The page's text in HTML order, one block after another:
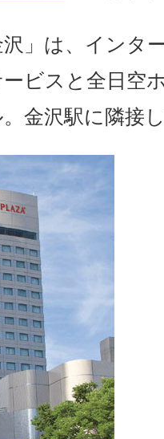
」は、インタ
ビスと全日空
金沢駅に隣接し